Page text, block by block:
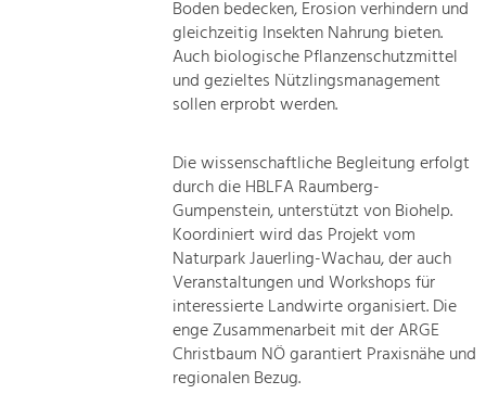
Boden bedecken, Erosion verhindern und
gleichzeitig Insekten Nahrung bieten.
Auch biologische Pflanzenschutzmittel
und gezieltes Nützlingsmanagement
sollen erprobt werden.
Die wissenschaftliche Begleitung erfolgt
durch die HBLFA Raumberg-
Gumpenstein, unterstützt von Biohelp.
Koordiniert wird das Projekt vom
Naturpark Jauerling-Wachau, der auch
Veranstaltungen und Workshops für
interessierte Landwirte organisiert. Die
enge Zusammenarbeit mit der ARGE
Christbaum NÖ garantiert Praxisnähe und
regionalen Bezug.